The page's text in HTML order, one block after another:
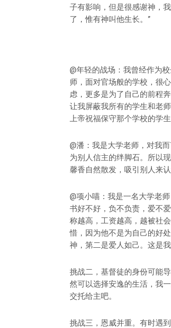
子有影响，但是很感谢神，
了，惟有神叫他生长。”
@年轻的战场：我曾经作为
师，面对官场般的学校，很
虑，更多是为了自己的前程
让我屏蔽我所有的学生和老
上帝祝福保守那个学校的学
@潘：我是大学老师，对我
为别人信主的绊脚石。所以
馨香自然散发，吸引别人来认
@项小喵：我是一名大学老
书好不好，负不负责，爱不
称越高，工资越高，越被社
惜，因为他不是为自己的好
神，第二是爱人如己。这是我
挑战二，基督徒的身份可能
然可以选择安逸的生活，我
交托给主吧。
挑战三，恩威并重。有时遇